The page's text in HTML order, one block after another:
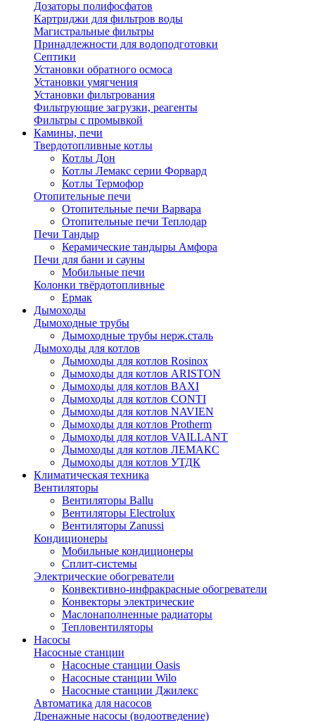
Дозаторы полифосфатов
Картриджи для фильтров воды
Магистральные фильтры
Принадлежности для водоподготовки
Септики
Установки обратного осмоса
Установки умягчения
Установки фильтрования
Фильтрующие загрузки, реагенты
Фильтры с промывкой
Камины, печи
Твердотопливные котлы
Котлы Дон
Котлы Лемакс серии Форвард
Котлы Термофор
Отопительные печи
Отопительные печи Варвара
Отопительные печи Теплодар
Печи Тандыр
Керамические тандыры Амфора
Печи для бани и сауны
Мобильные печи
Колонки твёрдотопливные
Ермак
Дымоходы
Дымоходные трубы
Дымоходные трубы нерж.сталь
Дымоходы для котлов
Дымоходы для котлов Rosinox
Дымоходы для котлов ARISTON
Дымоходы для котлов BAXI
Дымоходы для котлов CONTI
Дымоходы для котлов NAVIEN
Дымоходы для котлов Protherm
Дымоходы для котлов VAILLANT
Дымоходы для котлов ЛЕМАКС
Дымоходы для котлов УТДК
Климатическая техника
Вентиляторы
Вентиляторы Ballu
Вентиляторы Electrolux
Вентиляторы Zanussi
Кондиционеры
Мобильные кондиционеры
Сплит-системы
Электрические обогреватели
Конвективно-инфракрасные обогреватели
Конвекторы электрические
Маслонаполненные радиаторы
Тепловентиляторы
Насосы
Насосные станции
Насосные станции Oasis
Насосные станции Wilo
Насосные станции Джилекс
Автоматика для насосов
Дренажные насосы (водоотведение)